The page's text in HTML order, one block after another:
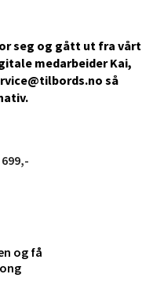
seg og gått ut fra vårt
medarbeider Kai,
så
og få
Velg